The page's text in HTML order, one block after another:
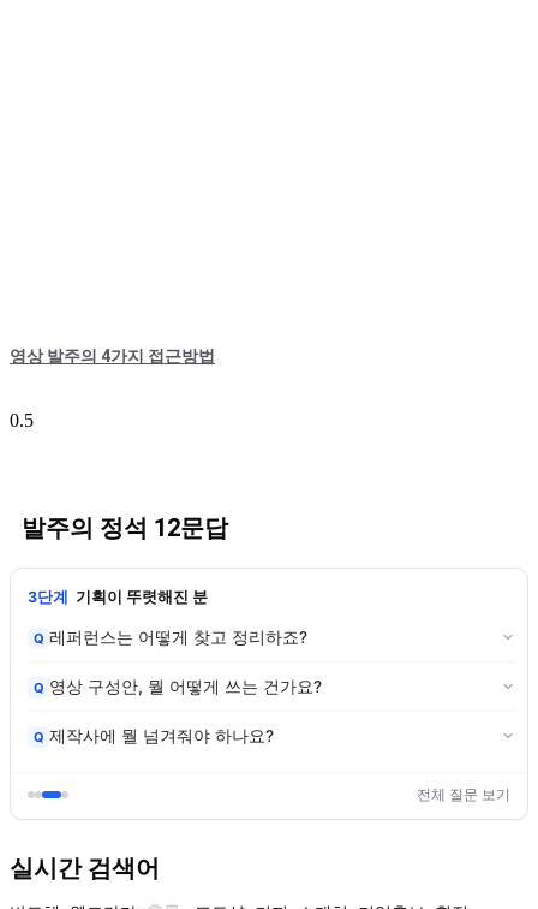
영상 발주의 4가지 접근방법
발주의 정석 12문답
3단계 기획이 뚜렷해진 분
Q 레퍼런스는 어떻게 찾고 정리하죠?
Q 영상 구성안, 뭘 어떻게 쓰는 건가요?
Q 제작사에 뭘 넘겨줘야 하나요?
전체 질문 보기
실시간 검색어